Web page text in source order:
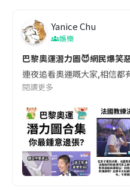
Yanice Chu
娛樂
巴黎奧運潛力圖😈網民爆笑
連夜追看奧運嘅大家,相信
閱讀更多